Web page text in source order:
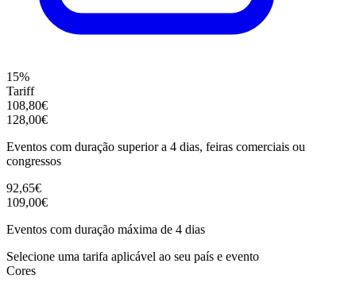
15%
Tariff
108,80€
128,00€
Eventos com duração superior a 4 dias, feiras comerciais ou
congressos
92,65€
109,00€
Eventos com duração máxima de 4 dias
Selecione uma tarifa aplicável ao seu país e evento
Cores